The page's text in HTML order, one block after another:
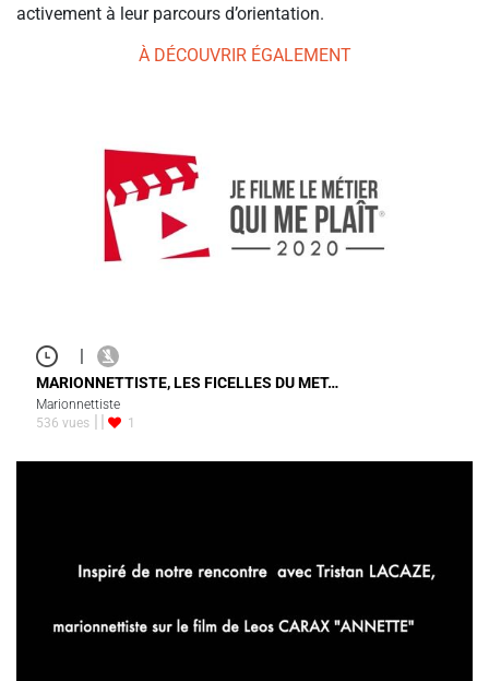
activement à leur parcours d’orientation.
À DÉCOUVRIR ÉGALEMENT
|
MARIONNETTISTE, LES FICELLES DU MET…
Marionnettiste
536 vues
1